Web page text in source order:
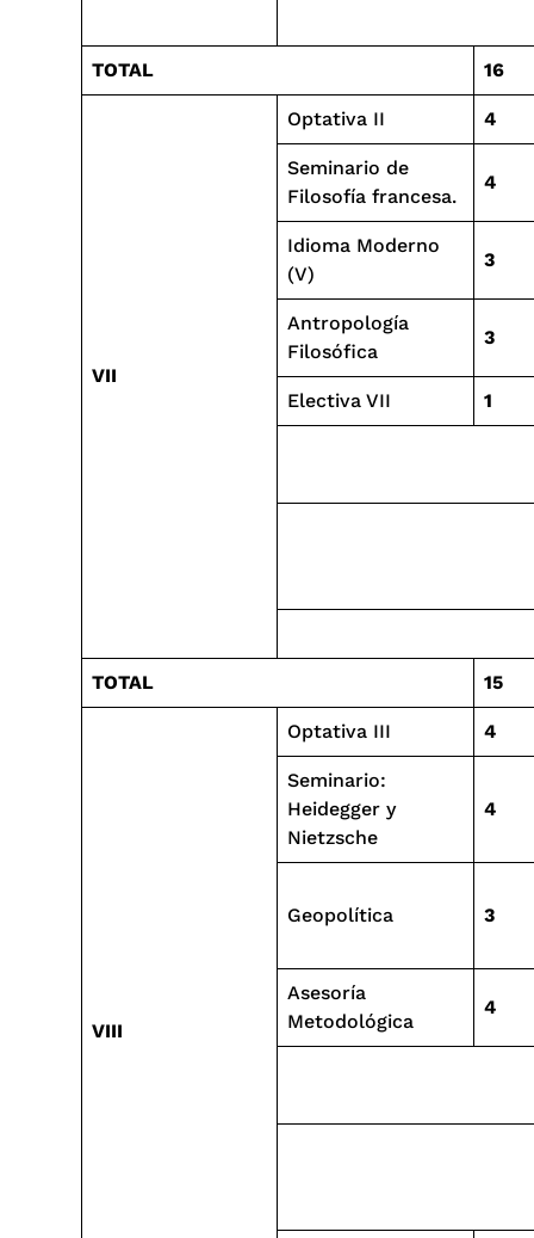
TOTAL 16
VII
Optativa II 4
Seminario de
Filosofía francesa.
4
Idioma Moderno
(V)
3
Antropología
Filosófica
3
Electiva VII 1
TOTAL 15
VIII
Optativa III 4
Seminario:
Heidegger y
Nietzsche
4
Geopolítica 3
Asesoría
Metodológica
4